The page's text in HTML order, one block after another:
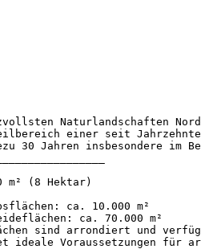
Naturlandschaften
einer seit
30 Jahren insbesondere im
m² (8 Hektar)
sind arrondiert und
ideale Voraussetzungen